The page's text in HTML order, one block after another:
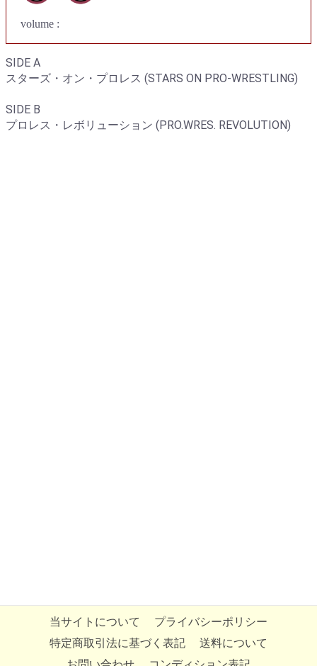
volume :
SIDE A
スターズ・オン・プロレス (STARS ON PRO-WRESTLING)
SIDE B
プロレス・レボリューション (PRO.WRES. REVOLUTION)
当サイトについて
プライバシーポリシー
特定商取引法に基づく表記
送料について